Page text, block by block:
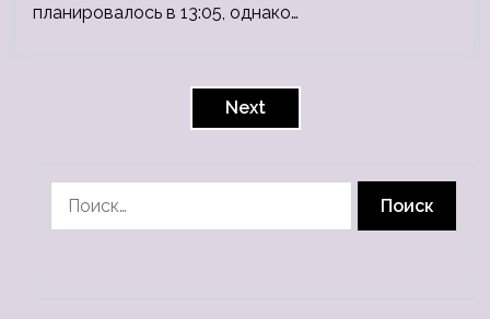
планировалось в 13:05, однако…
Next